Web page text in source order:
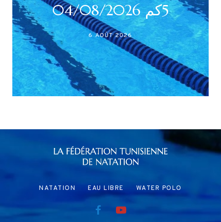
5كم 04/08/2026
6 AOÛT 2026
NATATION EAU LIBRE WATER POLO